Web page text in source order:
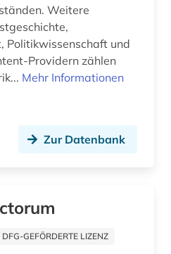
deutsches sprachgebiet (1)
Weitere
Politikwissenschaft und
Mehr Informationen
Zur Datenbank
GEFÖRDERTE LIZENZ